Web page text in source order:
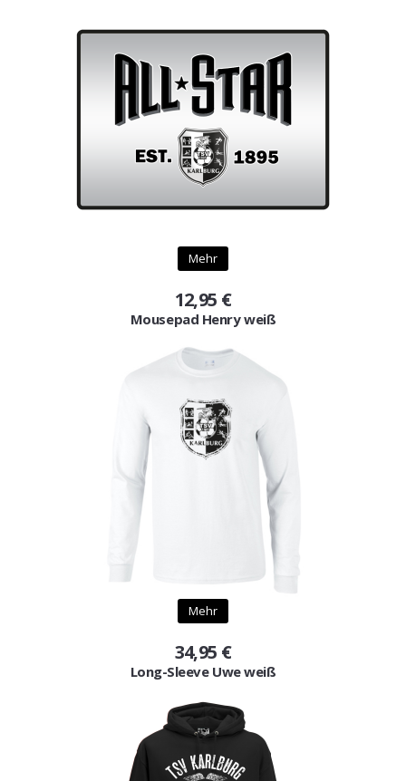
Jogging & Shorts
KONFIGURATOR
Mehr
12,95 €
Mousepad Henry weiß
Mehr
34,95 €
Long-Sleeve Uwe weiß